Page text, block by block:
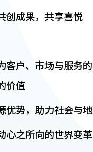
创成果，共享喜悦
客户、市场与服务
价值
优势，助力社会与
心之所向的世界变革